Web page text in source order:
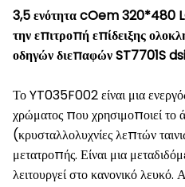
3,5 ενότητα cOem 320*480
την επιτροπή επίδειξης
οδηγών διεπαφών ST7701S
Το YT035F002 είναι μια
χρώματος που χρησιμοποιεί το
(κρυσταλλολυχνίες λεπτών
μετατροπής. Είναι μια
λειτουργεί στο κανονικό